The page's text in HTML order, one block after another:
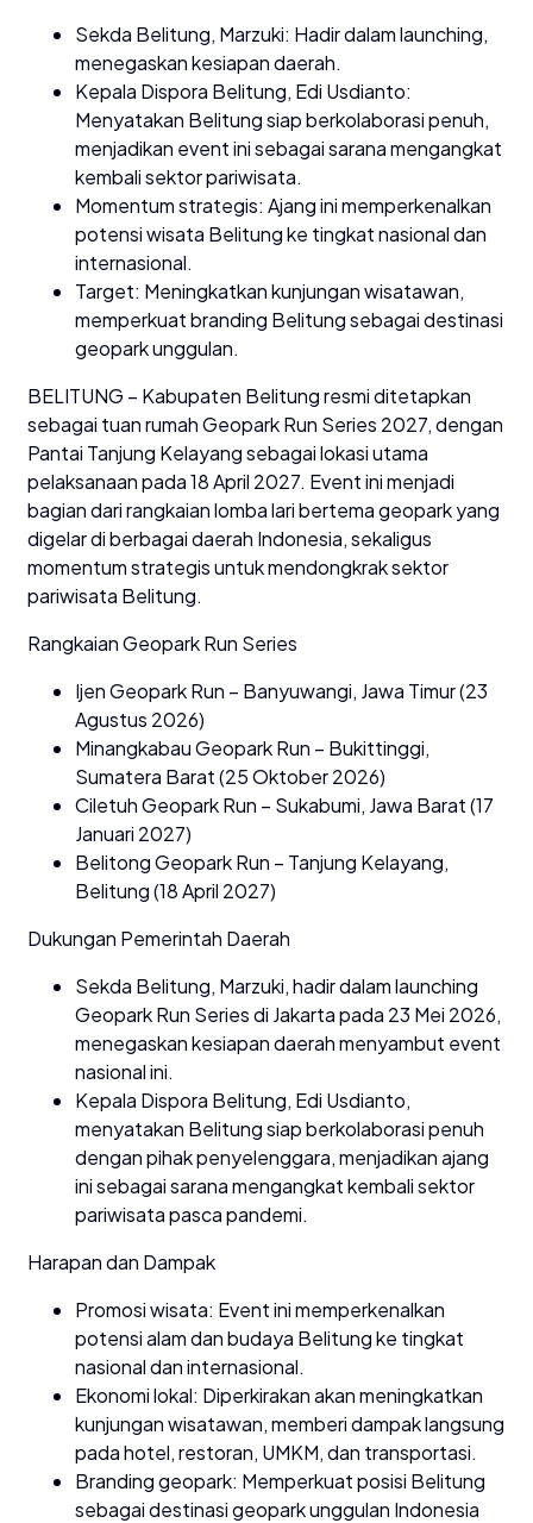
Sekda Belitung, Marzuki: Hadir dalam launching,
menegaskan kesiapan daerah.
Kepala Dispora Belitung, Edi Usdianto:
Menyatakan Belitung siap berkolaborasi penuh,
menjadikan event ini sebagai sarana mengangkat
kembali sektor pariwisata.
Momentum strategis: Ajang ini memperkenalkan
potensi wisata Belitung ke tingkat nasional dan
internasional.
Target: Meningkatkan kunjungan wisatawan,
memperkuat branding Belitung sebagai destinasi
geopark unggulan.
BELITUNG – Kabupaten Belitung resmi ditetapkan
sebagai tuan rumah Geopark Run Series 2027, dengan
Pantai Tanjung Kelayang sebagai lokasi utama
pelaksanaan pada 18 April 2027. Event ini menjadi
bagian dari rangkaian lomba lari bertema geopark yang
digelar di berbagai daerah Indonesia, sekaligus
momentum strategis untuk mendongkrak sektor
pariwisata Belitung.
Rangkaian Geopark Run Series
Ijen Geopark Run – Banyuwangi, Jawa Timur (23
Agustus 2026)
Minangkabau Geopark Run – Bukittinggi,
Sumatera Barat (25 Oktober 2026)
Ciletuh Geopark Run – Sukabumi, Jawa Barat (17
Januari 2027)
Belitong Geopark Run – Tanjung Kelayang,
Belitung (18 April 2027)
Dukungan Pemerintah Daerah
Sekda Belitung, Marzuki, hadir dalam launching
Geopark Run Series di Jakarta pada 23 Mei 2026,
menegaskan kesiapan daerah menyambut event
nasional ini.
Kepala Dispora Belitung, Edi Usdianto,
menyatakan Belitung siap berkolaborasi penuh
dengan pihak penyelenggara, menjadikan ajang
ini sebagai sarana mengangkat kembali sektor
pariwisata pasca pandemi.
Harapan dan Dampak
Promosi wisata: Event ini memperkenalkan
potensi alam dan budaya Belitung ke tingkat
nasional dan internasional.
Ekonomi lokal: Diperkirakan akan meningkatkan
kunjungan wisatawan, memberi dampak langsung
pada hotel, restoran, UMKM, dan transportasi.
Branding geopark: Memperkuat posisi Belitung
sebagai destinasi geopark unggulan Indonesia